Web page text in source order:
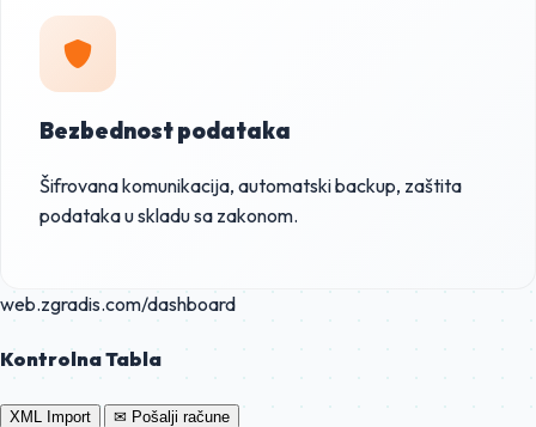
Bezbednost podataka
Šifrovana komunikacija, automatski backup, zaštita
podataka u skladu sa zakonom.
web.zgradis.com/dashboard
Kontrolna Tabla
XML Import ✉ Pošalji račune